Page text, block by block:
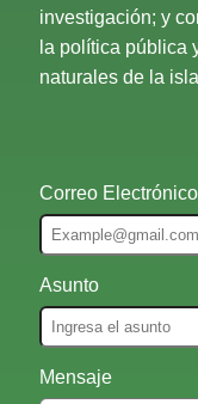
investigación; y
la política pública
naturales de la
Correo Electrónico
Asunto
Mensaje